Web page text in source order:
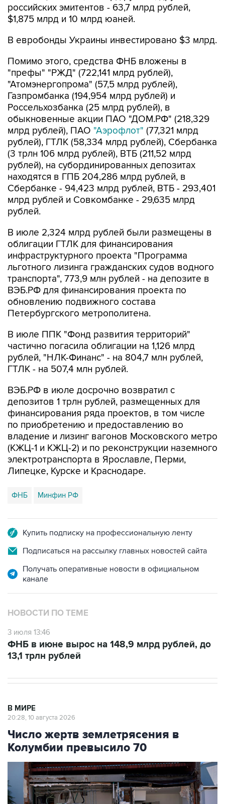
российских эмитентов - 63,7 млрд рублей,
$1,875 млрд и 10 млрд юаней.
В евробонды Украины инвестировано $3 млрд.
Помимо этого, средства ФНБ вложены в
"префы" "РЖД" (722,141 млрд рублей),
"Атомэнергопрома" (57,5 млрд рублей),
Газпромбанка (194,954 млрд рублей) и
Россельхозбанка (25 млрд рублей), в
обыкновенные акции ПАО "ДОМ.РФ" (218,329
млрд рублей), ПАО "Аэрофлот" (77,321 млрд
рублей), ГТЛК (58,334 млрд рублей), Сбербанка
(3 трлн 106 млрд рублей), ВТБ (211,52 млрд
рублей), на субординированных депозитах
находятся в ГПБ 204,286 млрд рублей, в
Сбербанке - 94,423 млрд рублей, ВТБ - 293,401
млрд рублей и Совкомбанке - 29,635 млрд
рублей.
В июле 2,324 млрд рублей были размещены в
облигации ГТЛК для финансирования
инфраструктурного проекта "Программа
льготного лизинга гражданских судов водного
транспорта", 773,9 млн рублей - на депозите в
ВЭБ.РФ для финансирования проекта по
обновлению подвижного состава
Петербургского метрополитена.
В июле ППК "Фонд развития территорий"
частично погасила облигации на 1,126 млрд
рублей, "НЛК-Финанс" - на 804,7 млн рублей,
ГТЛК - на 507,4 млн рублей.
ВЭБ.РФ в июле досрочно возвратил с
депозитов 1 трлн рублей, размещенных для
финансирования ряда проектов, в том числе
по приобретению и предоставлению во
владение и лизинг вагонов Московского метро
(КЖЦ-1 и КЖЦ-2) и по реконструкции наземного
электротранспорта в Ярославле, Перми,
Липецке, Курске и Краснодаре.
ФНБ Минфин РФ
Купить подписку на профессиональную ленту
Подписаться на рассылку главных новостей сайта
Получать оперативные новости в официальном
канале
НОВОСТИ ПО ТЕМЕ
3 июля 13:46
ФНБ в июне вырос на 148,9 млрд рублей, до
13,1 трлн рублей
В МИРЕ
20:28, 10 августа 2026
Число жертв землетрясения в
Колумбии превысило 70